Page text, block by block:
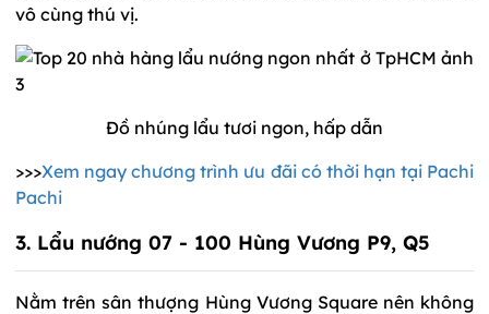
vô cùng thú vị.
Đồ nhúng lẩu tươi ngon, hấp dẫn
>>>Xem ngay chương trình ưu đãi có thời hạn tại Pachi
Pachi
3. Lẩu nướng 07 - 100 Hùng Vương P9, Q5
Nằm trên sân thượng Hùng Vương Square nên không